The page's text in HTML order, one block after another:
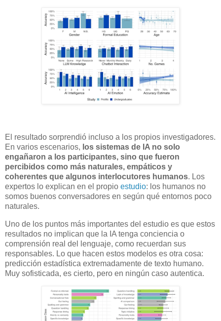
El resultado sorprendió incluso a los propios investigadores.
En varios escenarios, los sistemas de IA no solo
engañaron a los participantes, sino que fueron
percibidos como más naturales, empáticos y
coherentes que algunos interlocutores humanos. Los
expertos lo explican en el propio estudio: los humanos no
somos buenos conversadores en según qué entornos poco
naturales.
Uno de los puntos más importantes del estudio es que estos
resultados no implican que la IA tenga conciencia o
comprensión real del lenguaje, como recuerdan sus
responsables. Lo que hacen estos modelos es otra cosa:
predicción estadística extremadamente de texto humano.
Muy sofisticada, es cierto, pero en ningún caso autentica.